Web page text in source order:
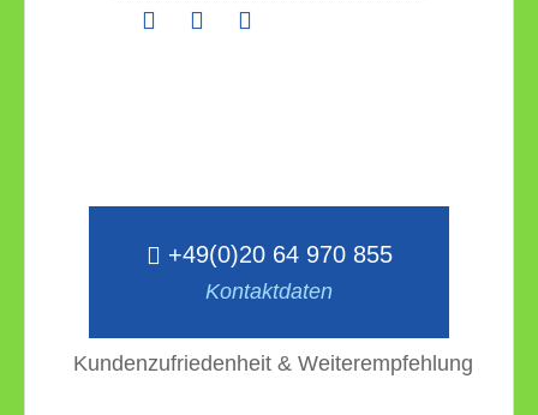
+49(0)20 64 970 855
Kontaktdaten
Kundenzufriedenheit & Weiterempfehlung